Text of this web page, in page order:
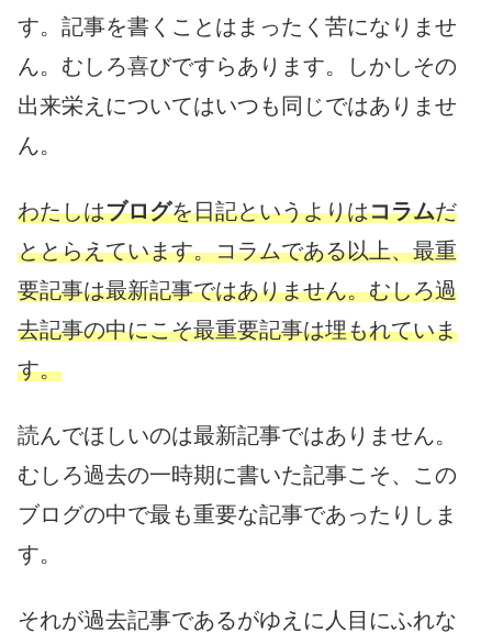
す。記事を書くことはまったく苦になりませ
ん。むしろ喜びですらあります。しかしその
出来栄えについてはいつも同じではありませ
ん。
わたしはブログを日記というよりはコラムだ
ととらえています。コラムである以上、最重
要記事は最新記事ではありません。むしろ過
去記事の中にこそ最重要記事は埋もれていま
す。
読んでほしいのは最新記事ではありません。
むしろ過去の一時期に書いた記事こそ、この
ブログの中で最も重要な記事であったりしま
す。
それが過去記事であるがゆえに人目にふれな